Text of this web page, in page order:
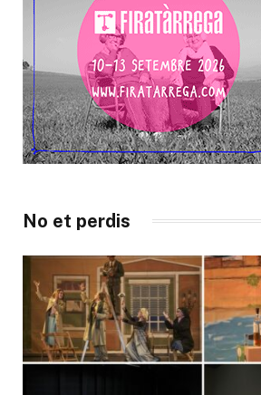
No et perdis